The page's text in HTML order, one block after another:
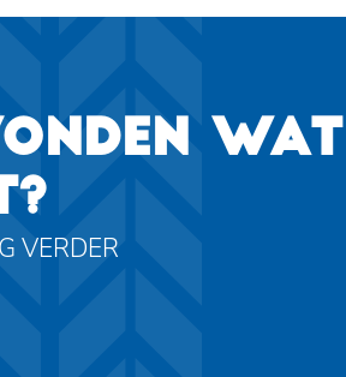
WAT
VERDER